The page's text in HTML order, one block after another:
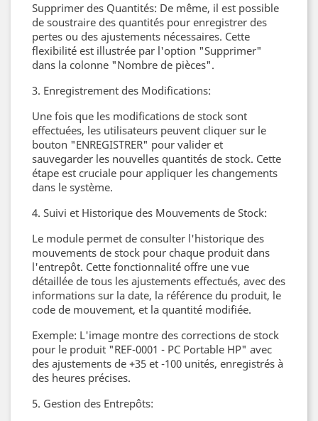
Supprimer des Quantités: De même, il est possible
de soustraire des quantités pour enregistrer des
pertes ou des ajustements nécessaires. Cette
flexibilité est illustrée par l'option "Supprimer"
dans la colonne "Nombre de pièces".
3. Enregistrement des Modifications:
Une fois que les modifications de stock sont
effectuées, les utilisateurs peuvent cliquer sur le
bouton "ENREGISTRER" pour valider et
sauvegarder les nouvelles quantités de stock. Cette
étape est cruciale pour appliquer les changements
dans le système.
4. Suivi et Historique des Mouvements de Stock:
Le module permet de consulter l'historique des
mouvements de stock pour chaque produit dans
l'entrepôt. Cette fonctionnalité offre une vue
détaillée de tous les ajustements effectués, avec des
informations sur la date, la référence du produit, le
code de mouvement, et la quantité modifiée.
Exemple: L'image montre des corrections de stock
pour le produit "REF-0001 - PC Portable HP" avec
des ajustements de +35 et -100 unités, enregistrés à
des heures précises.
5. Gestion des Entrepôts: